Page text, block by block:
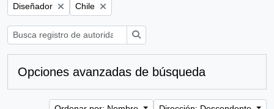
Remove filter:
Diseñador Remove filter:
Chile
Opciones avanzadas de búsqueda